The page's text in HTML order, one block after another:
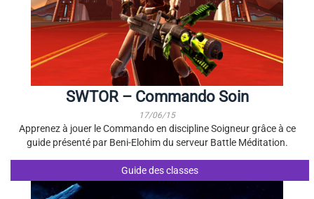
SWTOR – Commando Soin
17/06/15
Apprenez à jouer le Commando en discipline Soigneur grâce à ce
guide présenté par Beni-Elohim du serveur Battle Méditation.
Guide des classes